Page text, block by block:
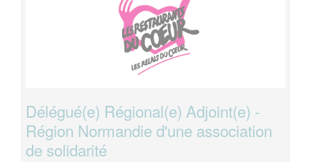
Délégué(e) Régional(e) Adjoint(e) -
Région Normandie d'une association
de solidarité